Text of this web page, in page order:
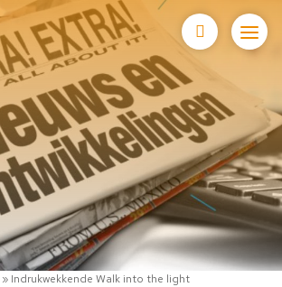
» Indrukwekkende Walk into the light